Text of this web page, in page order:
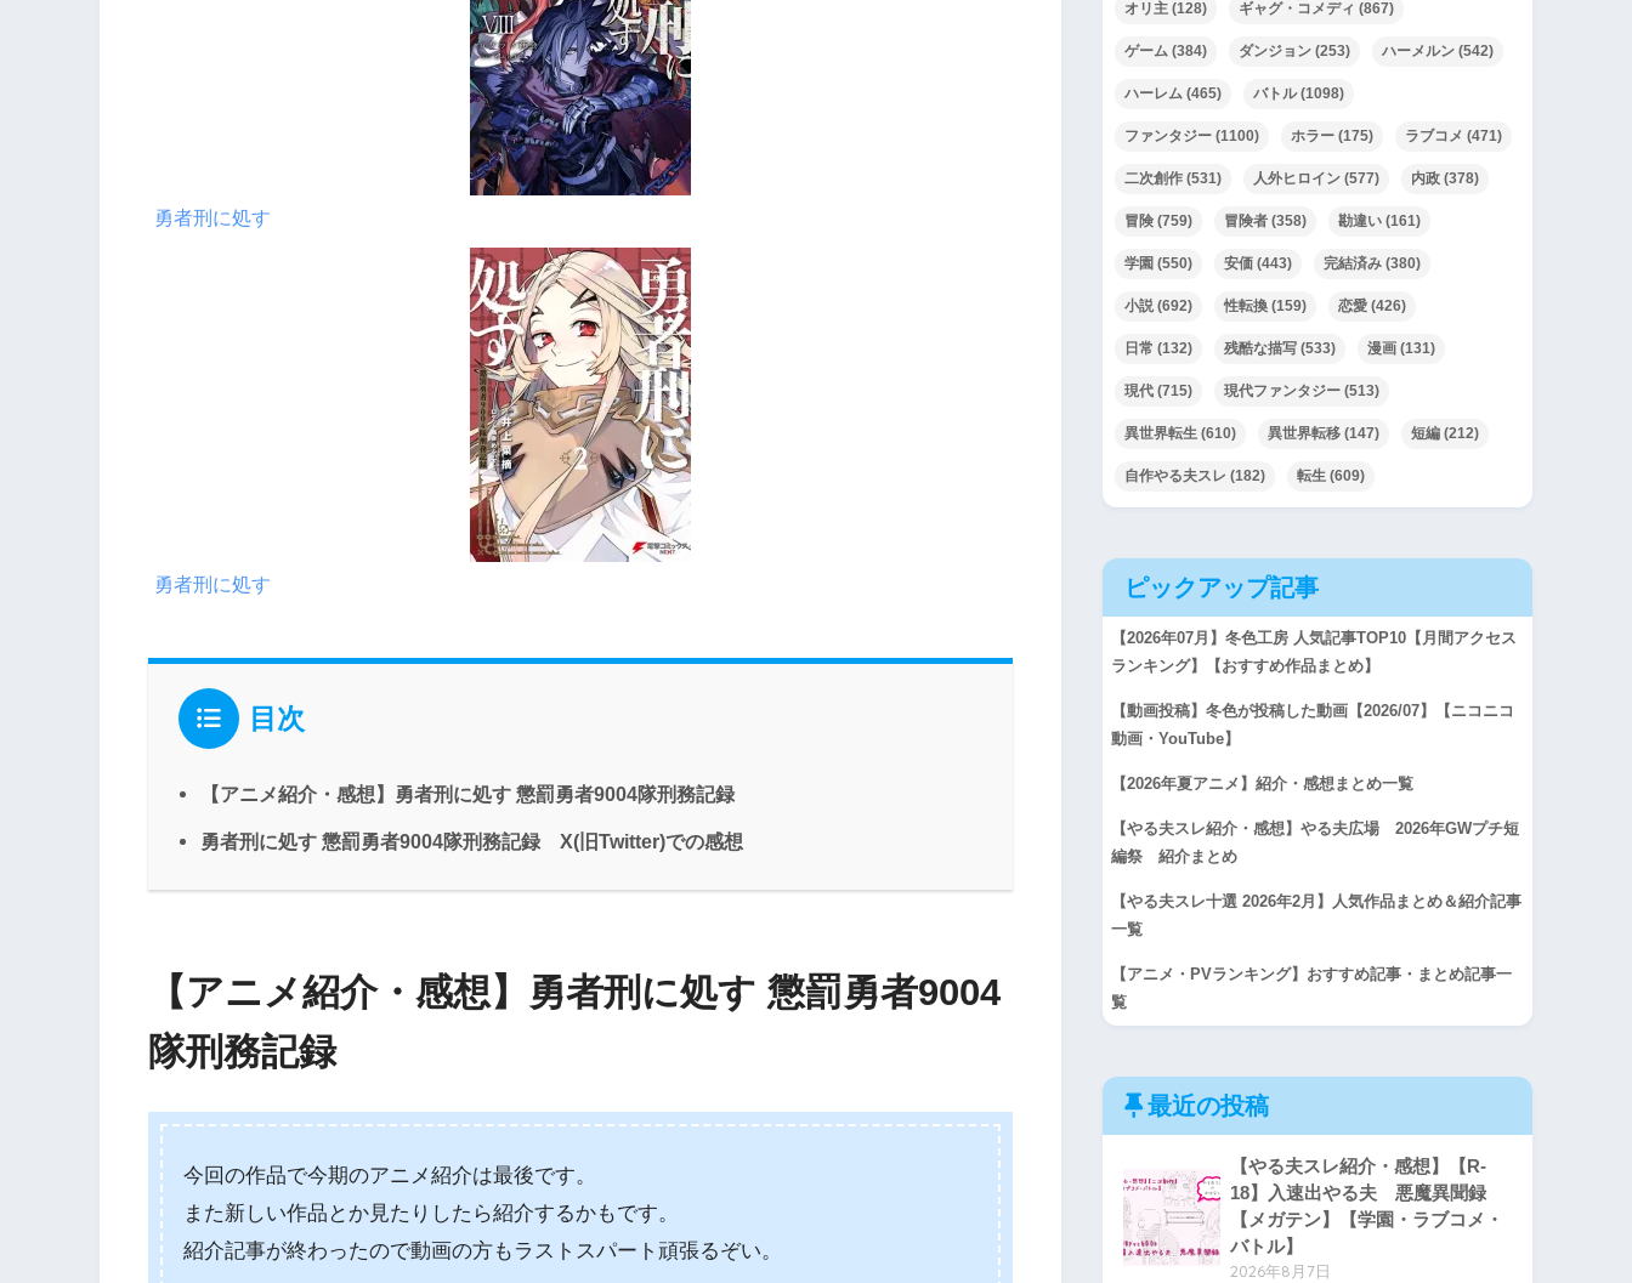
勇者刑に処す
勇者刑に処す
目次
【アニメ紹介・感想】勇者刑に処す 懲罰勇者9004隊刑務記録
勇者刑に処す 懲罰勇者9004隊刑務記録 X(旧Twitter)での感想
【アニメ紹介・感想】勇者刑に処す 懲罰勇者9004
隊刑務記録
今回の作品で今期のアニメ紹介は最後です。
また新しい作品とか見たりしたら紹介するかもです。
紹介記事が終わったので動画の方もラストスパート頑張るぞい。
オリ主 (128) ギャグ・コメディ (867)
ゲーム (384) ダンジョン (253) ハーメルン (542)
ハーレム (465) バトル(1098)
ファンタジー (1100) ホラー (175) ラブコメ (471)
二次創作 (531) 人外ヒロイン (577) 内政 (378)
冒険 (759) 冒険者 (358) 勘違い (161)
学園 (550) 安価 (443) 完結済み (380)
小説(692) 性転換 (159) 恋愛 (426)
日常 (132) 残酷な描写 (533) 漫画 (131)
現代 (715) 現代ファンタジー (513)
異世界転生 (610) 異世界転移 (147) 短編 (212)
自作やる夫スレ (182) 転生 (609)
ピックアップ記事
【2026年07月】冬色工房 人気記事TOP10【月間アクセス
ランキング】【おすすめ作品まとめ】
【動画投稿】冬色が投稿した動画【2026/07】【ニコニコ
動画・YouTube】
【2026年夏アニメ】紹介・感想まとめ一覧
【やる夫スレ紹介・感想】やる夫広場 2026年GWプチ短
編祭 紹介まとめ
【やる夫スレ十選 2026年2月】人気作品まとめ＆紹介記事
一覧
【アニメ・PVランキング】おすすめ記事・まとめ記事一
覧
最近の投稿
【やる夫スレ紹介・感想】【R-
18】入速出やる夫 悪魔異聞録
【メガテン】【学園・ラブコメ・
バトル】
2026年8月7日